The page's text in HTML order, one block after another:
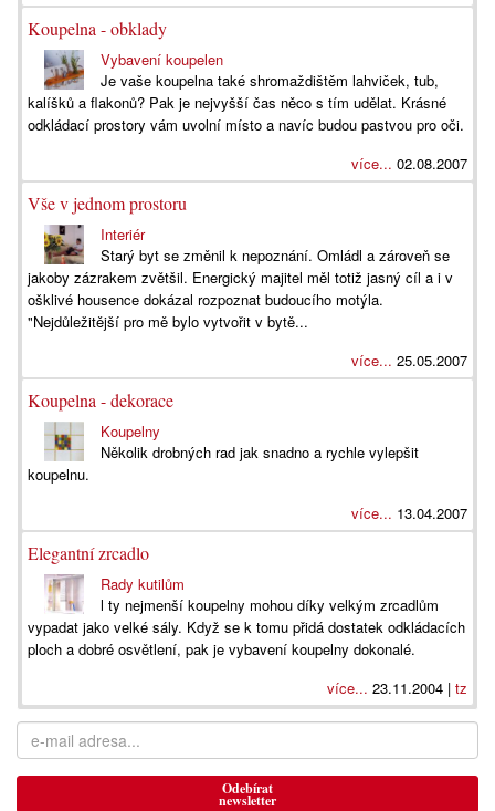
Koupelna - obklady
Vybavení koupelen
Je vaše koupelna také shromaždištěm lahviček, tub,
kalíšků a flakonů? Pak je nejvyšší čas něco s tím udělat. Krásné
odkládací prostory vám uvolní místo a navíc budou pastvou pro oči.
více... 02.08.2007
Vše v jednom prostoru
Interiér
Starý byt se změnil k nepoznání. Omládl a zároveň se
jakoby zázrakem zvětšil. Energický majitel měl totiž jasný cíl a i v
ošklivé housence dokázal rozpoznat budoucího motýla.
"Nejdůležitější pro mě bylo vytvořit v bytě...
více... 25.05.2007
Koupelna - dekorace
Koupelny
Několik drobných rad jak snadno a rychle vylepšit
koupelnu.
více... 13.04.2007
Elegantní zrcadlo
Rady kutilům
l ty nejmenší koupelny mohou díky velkým zrcadlům
vypadat jako velké sály. Když se k tomu přidá dostatek odkládacích
ploch a dobré osvětlení, pak je vybavení koupelny dokonalé.
více... 23.11.2004 | tz
Odebírat
newsletter